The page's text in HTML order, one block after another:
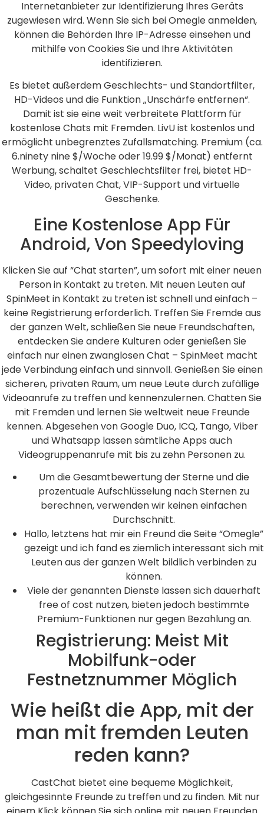
Internetanbieter zur Identifizierung Ihres Geräts
zugewiesen wird. Wenn Sie sich bei Omegle anmelden,
können die Behörden Ihre IP-Adresse einsehen und
mithilfe von Cookies Sie und Ihre Aktivitäten
identifizieren.
Es bietet außerdem Geschlechts- und Standortfilter,
HD-Videos und die Funktion „Unschärfe entfernen“.
Damit ist sie eine weit verbreitete Plattform für
kostenlose Chats mit Fremden. LivU ist kostenlos und
ermöglicht unbegrenztes Zufallsmatching. Premium (ca.
6.ninety nine $/Woche oder 19.99 $/Monat) entfernt
Werbung, schaltet Geschlechtsfilter frei, bietet HD-
Video, privaten Chat, VIP-Support und virtuelle
Geschenke.
Eine Kostenlose App Für
Android, Von Speedyloving
Klicken Sie auf “Chat starten”, um sofort mit einer neuen
Person in Kontakt zu treten. Mit neuen Leuten auf
SpinMeet in Kontakt zu treten ist schnell und einfach –
keine Registrierung erforderlich. Treffen Sie Fremde aus
der ganzen Welt, schließen Sie neue Freundschaften,
entdecken Sie andere Kulturen oder genießen Sie
einfach nur einen zwanglosen Chat – SpinMeet macht
jede Verbindung einfach und sinnvoll. Genießen Sie einen
sicheren, privaten Raum, um neue Leute durch zufällige
Videoanrufe zu treffen und kennenzulernen. Chatten Sie
mit Fremden und lernen Sie weltweit neue Freunde
kennen. Abgesehen von Google Duo, ICQ, Tango, Viber
und Whatsapp lassen sämtliche Apps auch
Videogruppenanrufe mit bis zu zehn Personen zu.
Um die Gesamtbewertung der Sterne und die
prozentuale Aufschlüsselung nach Sternen zu
berechnen, verwenden wir keinen einfachen
Durchschnitt.
Hallo, letztens hat mir ein Freund die Seite “Omegle”
gezeigt und ich fand es ziemlich interessant sich mit
Leuten aus der ganzen Welt bildlich verbinden zu
können.
Viele der genannten Dienste lassen sich dauerhaft
free of cost nutzen, bieten jedoch bestimmte
Premium-Funktionen nur gegen Bezahlung an.
Registrierung: Meist Mit
Mobilfunk-oder
Festnetznummer Möglich
Wie heißt die App, mit der
man mit fremden Leuten
reden kann?
CastChat bietet eine bequeme Möglichkeit,
gleichgesinnte Freunde zu treffen und zu finden. Mit nur